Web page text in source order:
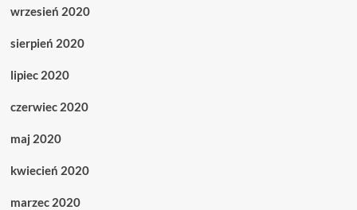
wrzesień 2020
sierpień 2020
lipiec 2020
czerwiec 2020
maj 2020
kwiecień 2020
marzec 2020